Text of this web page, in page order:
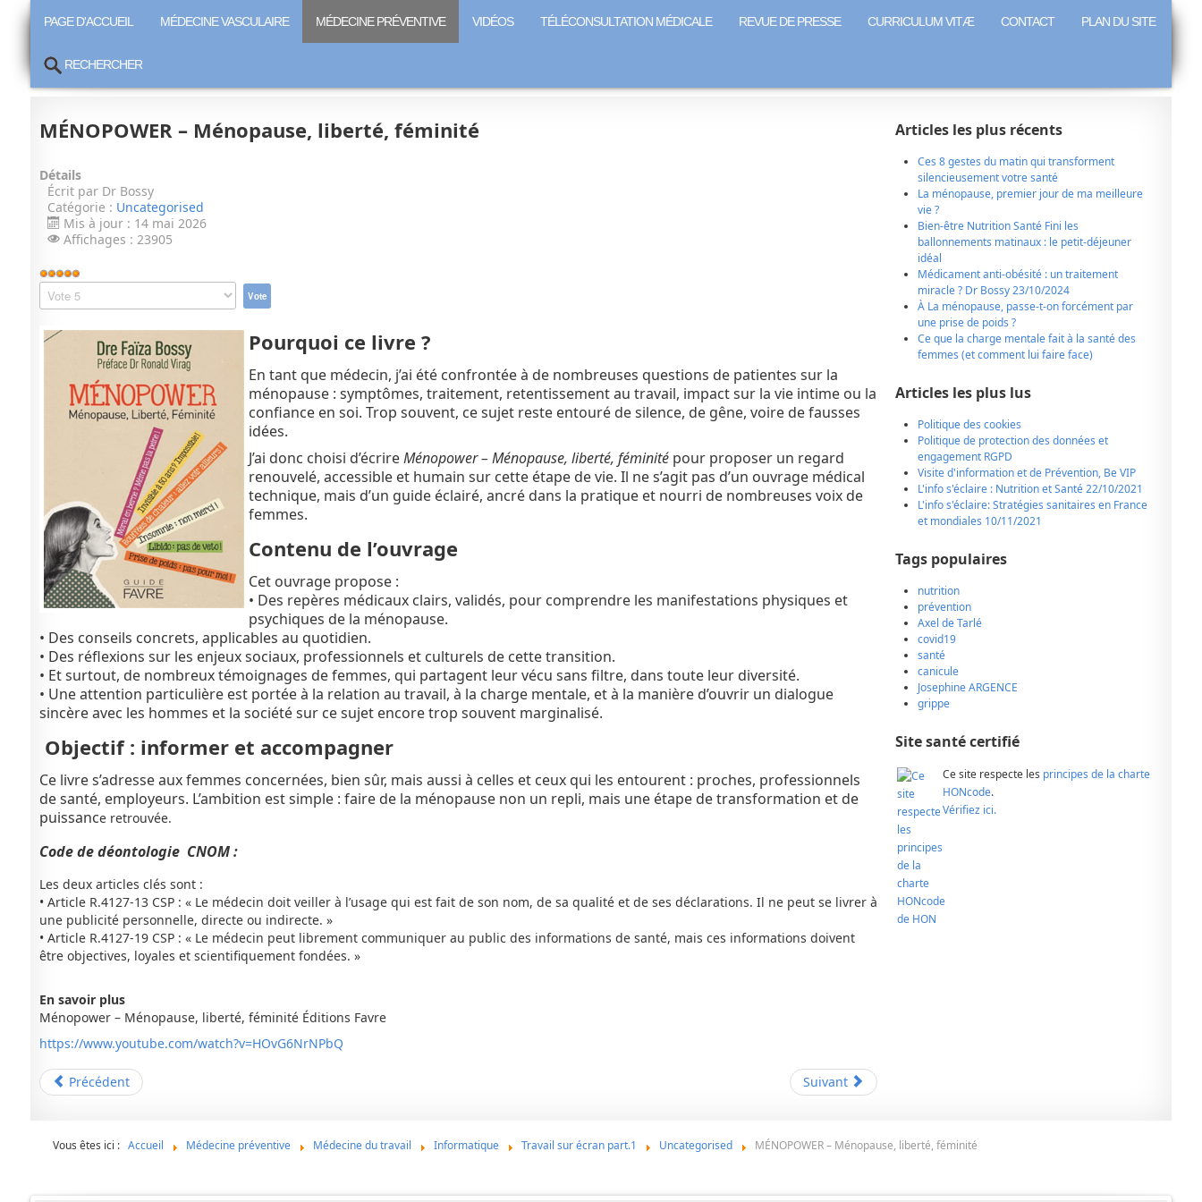
PAGE D'ACCUEIL MÉDECINE VASCULAIRE MÉDECINE PRÉVENTIVE VIDÉOS TÉLÉCONSULTATION MÉDICALE REVUE DE PRESSE CURRICULUM VITÆ CONTACT PLAN DU SITE
RECHERCHER
MÉNOPOWER – Ménopause, liberté, féminité
Détails
Écrit par Dr Bossy
Catégorie : Uncategorised
Mis à jour : 14 mai 2026
Affichages : 23905
Vote
utilisateur:
Veuillez
voter
Pourquoi ce livre ?
En tant que médecin, j’ai été confrontée à de nombreuses questions de patientes sur la
ménopause : symptômes, traitement, retentissement au travail, impact sur la vie intime ou la
confiance en soi. Trop souvent, ce sujet reste entouré de silence, de gêne, voire de fausses
idées.
J’ai donc choisi d’écrireMénopower – Ménopause, liberté, féminitépour proposer un regard
renouvelé, accessible et humain sur cette étape de vie. Il ne s’agit pas d’un ouvrage médical
technique, mais d’un guide éclairé, ancré dans la pratique et nourri de nombreuses voix de
femmes.
Contenu de l’ouvrage
Cet ouvrage propose :
• Des repères médicaux clairs, validés, pour comprendre les manifestations physiques et
psychiques de la ménopause.
• Des conseils concrets, applicables au quotidien.
• Des réflexions sur les enjeux sociaux, professionnels et culturels de cette transition.
• Et surtout, de nombreux témoignages de femmes, qui partagent leur vécu sans filtre, dans toute leur diversité.
• Une attention particulière est portée à la relation au travail, à la charge mentale, et à la manière d’ouvrir un dialogue
sincère avec les hommes et la société sur ce sujet encore trop souvent marginalisé.
Objectif : informer et accompagner
Ce livre s’adresse aux femmes concernées, bien sûr, mais aussi à celles et ceux qui les entourent : proches, professionnels
de santé, employeurs. L’ambition est simple : faire de la ménopause non un repli, mais une étape de transformation et de
puissance retrouvée.
Code de déontologie CNOM :
Les deux articles clés sont :
• Article R.4127-13 CSP : « Le médecin doit veiller à l’usage qui est fait de son nom, de sa qualité et de ses déclarations. Il ne peut se livrer à
une publicité personnelle, directe ou indirecte. »
• Article R.4127-19 CSP : « Le médecin peut librement communiquer au public des informations de santé, mais ces informations doivent
être objectives, loyales et scientifiquement fondées. »
En savoir plus
Ménopower – Ménopause, liberté, féminité Éditions Favre
https://www.youtube.com/watch?v=HOvG6NrNPbQ
Précédent Suivant
Articles les plus récents
Ces 8 gestes du matin qui transforment
silencieusement votre santé
La ménopause, premier jour de ma meilleure
vie ?
Bien-être Nutrition Santé Fini les
ballonnements matinaux : le petit-déjeuner
idéal
Médicament anti-obésité : un traitement
miracle ? Dr Bossy 23/10/2024
À La ménopause, passe-t-on forcément par
une prise de poids ?
Ce que la charge mentale fait à la santé des
femmes (et comment lui faire face)
Articles les plus lus
Politique des cookies
Politique de protection des données et
engagement RGPD
Visite d'information et de Prévention, Be VIP
L'info s'éclaire : Nutrition et Santé 22/10/2021
L'info s'éclaire: Stratégies sanitaires en France
et mondiales 10/11/2021
Tags populaires
nutrition
prévention
Axel de Tarlé
covid19
santé
canicule
Josephine ARGENCE
grippe
Site santé certifié
Ce site respecte les principes de la charte
HONcode.
Vérifiez ici.
Vous êtes ici : Accueil Médecine préventive Médecine du travail Informatique Travail sur écran part.1 Uncategorised MÉNOPOWER – Ménopause, liberté, féminité